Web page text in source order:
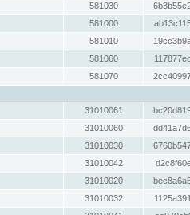
581030
581000
581010
581060
581070
31010061
31010060
31010030
31010042
31010020
31010032